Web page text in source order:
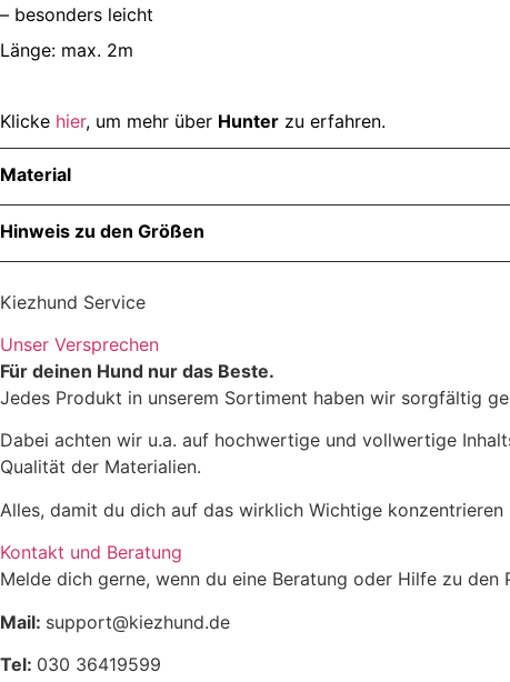
– besonders leicht
Länge: max. 2m
Klicke hier, um mehr über Hunter zu erfahren.
Material
Hinweis zu den Größen
Kiezhund Service
Unser Versprechen
Für deinen Hund nur das Beste.
Jedes Produkt in unserem Sortiment haben wir sorgfältig
Dabei achten wir u.a. auf hochwertige und vollwertige
Qualität der Materialien.
Alles, damit du dich auf das wirklich Wichtige
Kontakt und Beratung
Melde dich gerne, wenn du eine Beratung oder Hilfe zu den
Mail: support@kiezhund.de
Tel: 030 36419599